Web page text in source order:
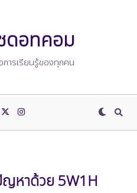
ดอทคอม
การเรียนรู้ของทุกคน
ญหาด้วย 5W1H